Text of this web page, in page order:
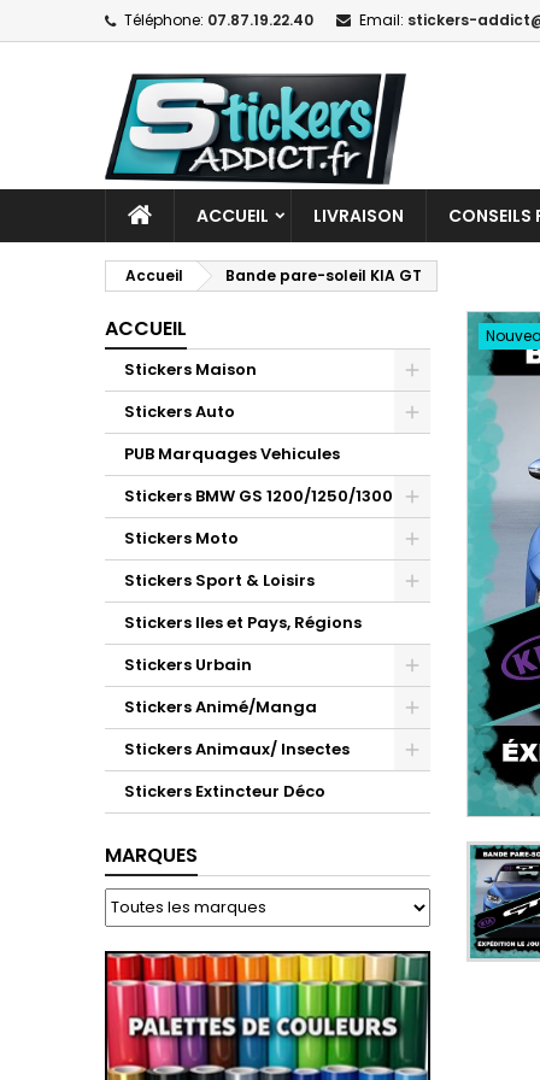
Téléphone: 07.87.19.22.40 Email: stickers-
ACCUEIL LIVRAISON CONSEILS
Accueil Bande pare-soleil KIA GT
ACCUEIL
Stickers Maison
Stickers Auto
PUB Marquages Vehicules
Stickers BMW GS 1200/1250/1300
Stickers Moto
Stickers Sport & Loisirs
Stickers Iles et Pays, Régions
Stickers Urbain
Stickers Animé/Manga
Stickers Animaux/ Insectes
Stickers Extincteur Déco
MARQUES